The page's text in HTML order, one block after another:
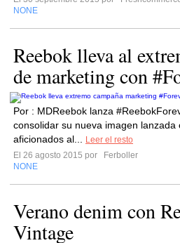
NONE
Reebok lleva al
de marketing con
Por : MDReebok lanza
consolidar su nueva imagen lanzada
aficionados al...
Leer el resto
El 26 agosto 2015 por
Ferboller
NONE
Verano denim con
Vintage